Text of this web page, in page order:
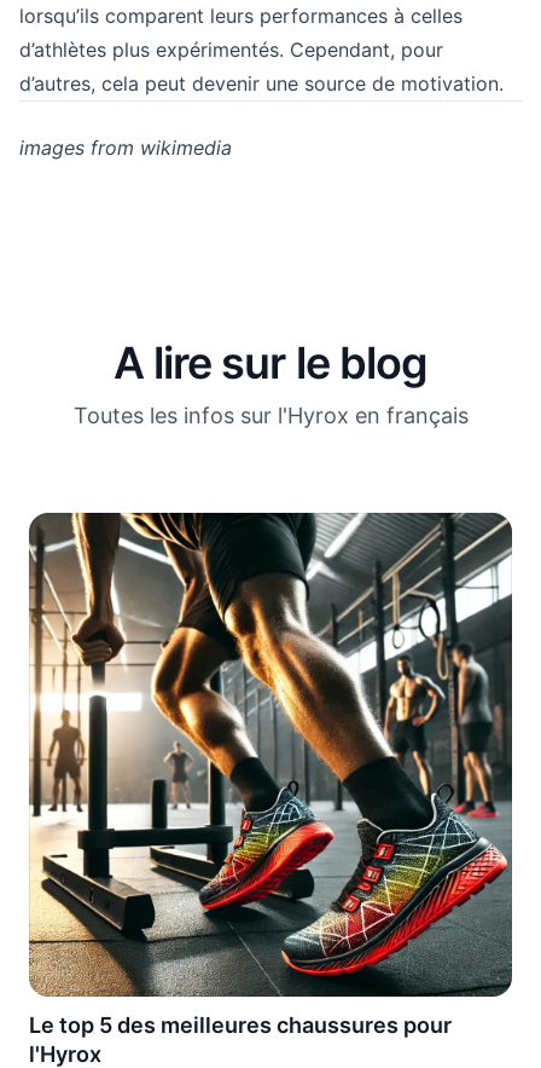
lorsqu’ils comparent leurs performances à celles
d’athlètes plus expérimentés. Cependant, pour
d’autres, cela peut devenir une source de motivation.
images from wikimedia
A lire sur le blog
Toutes les infos sur l'Hyrox en français
Le top 5 des meilleures chaussures pour
l'Hyrox